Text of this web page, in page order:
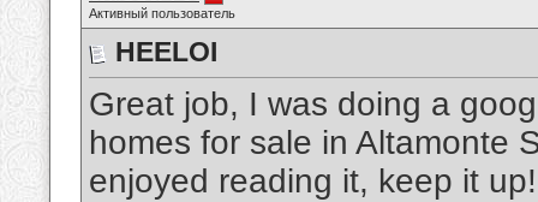
Активный пользователь
HEELOI
Great job, I was doing a
homes for sale in Altamonte
enjoyed reading it, keep it